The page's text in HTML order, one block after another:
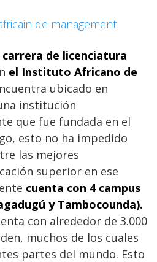
de management
de licenciatura
el Instituto Africano de
ubicado en
institución
que fue fundada en el
esto no ha impedido
las mejores
superior en ese
cuenta con 4 campus
y Tambocounda).
con alrededor de 3.000
muchos de los cuales
partes del mundo. Esto